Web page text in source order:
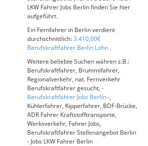
LKW Fahrer Jobs Berlin finden Sie hier
aufgeführt.
Ein Fernfahrer in Berlin verdient
durchschnittlich:3.410,00€
Berufskraftfahrer Berlin Lohn .
Weitere beliebte Suchen währen z.B.:
Berufskraftfahrer, Brummifahrer,
Regionalverkehr, nat. Fernverkehr
Berufskraftfahrer gesucht, -
Berufskraftfahrer Jobs Berlin-,
Kühlerfahrer, Kipperfahrer, BDF-Brücke,
ADR Fahrer Kraftstofftransporte,
Werksverkehr, Fahrer Jobs,
Berufskraftfahrer Stellenangebot Berlin
- Jobs LKW Fahrer Berlin